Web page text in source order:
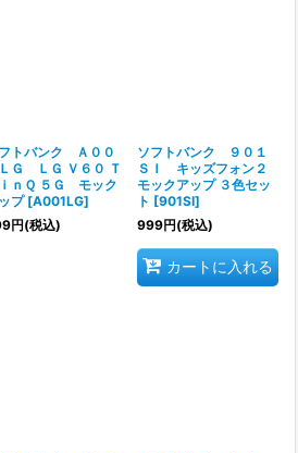
トバンク Ａ００
Ｇ ＬＧ Ｖ６０ Ｔ
ｎＱ ５Ｇ モック
プ [A001LG]
円(税込)
ソフトバンク ９０１
ＳＩ キッズフォン２
モックアップ ３色セッ
ト [901SI]
999円(税込)
カートに入れる